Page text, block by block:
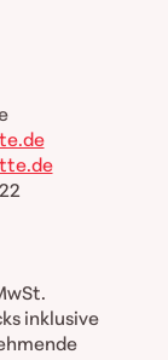
inklusive